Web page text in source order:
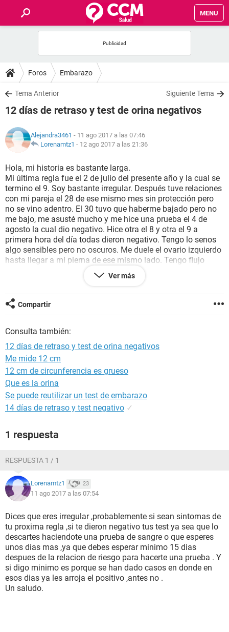
MENU
FOROS
SALUD
NUTRICIÓN
BIENESTAR
SEXUALIDAD
GLOSARIO
Foros Embarazo
Tema Anterior Siguiente Tema
12 días de retraso y test de orina negativos
Alejandra3461 - 11 ago 2017 a las 07:46
Lorenamtz1 - 12 ago 2017 a las 21:36
Hola, mi historia es bastante larga.
Mi última regla fue el 2 de julio del presente año y la cual se
termino el 9. Soy bastante irregular. Después tuve relaciones
con mi pareja el 28 de ese mismo mes sin protección pero
no se vino adentro. El 30 tuvo que haberme bajado pero no
me bajo, me asusté mucho y me hice una prueba el 4 de
agosto la cual dio negativo. Hice otra el 8 y otra el 9 a
primera hora del día todas dieron negativo. Tengo lo senos
algo sensibles pero no oscuros. Me duele el ovario izquierdo
hasta llegar a mi pierna de ese mismo lado. Tengo flujo
vaginal cada dos dias pero no es cremoso es normal y tengo
dolor de espalda bajo. Leí que todo esto pueden ser
embarazo ¿creen que exista la posibilidad de que este
embarazada? Tengo 17 años mis padres y mi pareja no me
que me baje?
Ver más
Compartir
Consulta también:
12 días de retraso y test de orina negativos
Me mide 12 cm
12 cm de circunferencia es grueso
Que es la orina
Se puede reutilizar un test de embarazo
14 días de retraso y test negativo ✓
1 respuesta
RESPUESTA 1 / 1
Lorenamtz1 23
11 ago 2017 a las 07:54
Dices que eres irregular ,probablemente si sean sintomas de
tu proxima regla ,si te dieron negativo tus test ya sea que lo
descartes haciendote una prueba de sangre o que esperes
unos dias mas ,ya que debes esperar minimo 15 dias
despues de la relacion de riesgo para hacerte una prueba . Y
si digo minimo es porque se han dado casos en donde en
esos dias ya les arroja el positivo ,antes no .
Un saludo.